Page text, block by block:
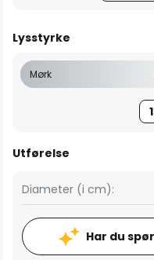
Lysstyrke
Mørk
Utførelse
Diameter (i cm):
Har du